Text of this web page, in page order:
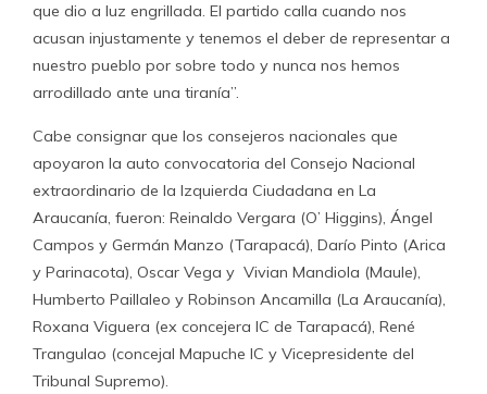
que dio a luz engrillada. El partido calla cuando nos
acusan injustamente y tenemos el deber de representar a
nuestro pueblo por sobre todo y nunca nos hemos
arrodillado ante una tiranía”.
Cabe consignar que los consejeros nacionales que
apoyaron la auto convocatoria del Consejo Nacional
extraordinario de la Izquierda Ciudadana en La
Araucanía, fueron: Reinaldo Vergara (O’ Higgins), Ángel
Campos y Germán Manzo (Tarapacá), Darío Pinto (Arica
y Parinacota), Oscar Vega y Vivian Mandiola (Maule),
Humberto Paillaleo y Robinson Ancamilla (La Araucanía),
Roxana Viguera (ex concejera IC de Tarapacá), René
Trangulao (concejal Mapuche IC y Vicepresidente del
Tribunal Supremo).